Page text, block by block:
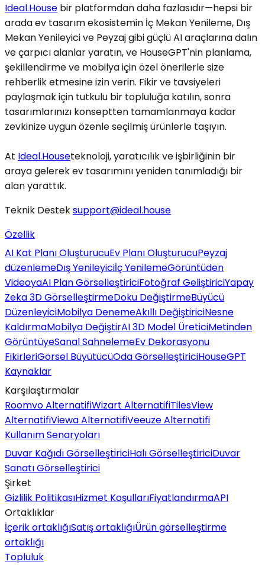
Ideal.House bir platformdan daha fazlasıdır—hepsi bir
arada ev tasarım ekosistemin İç Mekan Yenileme, Dış
Mekan Yenileyici ve Peyzaj gibi güçlü AI araçlarına dalın
ve çarpıcı alanlar yaratın, ve HouseGPT'nin planlama,
şekillendirme ve mobilya için özel önerilerle size
rehberlik etmesine izin verin. Fikir ve tavsiyeleri
paylaşmak için tutkulu bir topluluğa katılın, sonra
tasarımlarınızı konseptten tamamlanmaya kadar
zevkinize uygun özenle seçilmiş ürünlerle taşıyın.
At Ideal.Houseteknoloji, yaratıcılık ve işbirliğinin bir
araya gelerek ev tasarımını yeniden tanımladığı bir
alan yarattık.
Teknik Desteksupport@ideal.house
Özellik
AI Kat Planı OluşturucuEv Planı OluşturucuPeyzaj
düzenlemeDış Yenileyiciİç YenilemeGörüntüden
VideoyaAI Plan GörselleştiriciFotoğraf GeliştiriciYapay
Zeka 3D GörselleştirmeDoku DeğiştirmeBüyücü
DüzenleyiciMobilya DenemeAkıllı DeğiştiriciNesne
KaldırmaMobilya DeğiştirAI 3D Model ÜreticiMetinden
GörüntüyeSanal SahnelemeEv Dekorasyonu
FikirleriGörsel BüyütücüOda GörselleştiriciHouseGPT
Kaynaklar
Karşılaştırmalar
Roomvo AlternatifiWizart AlternatifiTilesView
AlternatifiViewa AlternatifiVeeuze Alternatifi
Kullanım Senaryoları
Duvar Kağıdı GörselleştiriciHalı GörselleştiriciDuvar
Sanatı Görselleştirici
Şirket
Gizlilik PolitikasıHizmet KoşullarıFiyatlandırmaAPI
Ortaklıklar
İçerik ortaklığıSatış ortaklığıÜrün görselleştirme
ortaklığı
Topluluk